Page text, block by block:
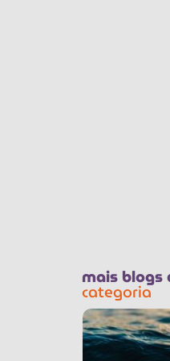
mais blogs
categoria